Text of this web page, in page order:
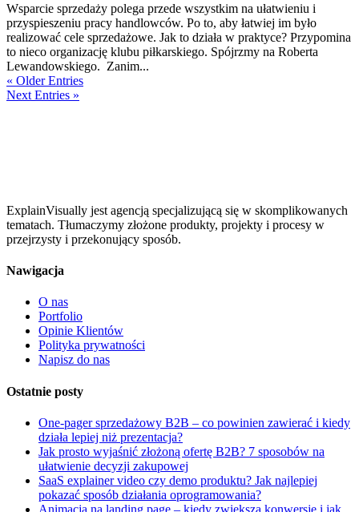
Wsparcie sprzedaży polega przede wszystkim na ułatwieniu i
przyspieszeniu pracy handlowców. Po to, aby łatwiej im było
realizować cele sprzedażowe. Jak to działa w praktyce? Przypomina
to nieco organizację klubu piłkarskiego. Spójrzmy na Roberta
Lewandowskiego. Zanim...
« Older Entries
Next Entries »
ExplainVisually jest agencją specjalizującą się w skomplikowanych
tematach. Tłumaczymy złożone produkty, projekty i procesy w
przejrzysty i przekonujący sposób.
Nawigacja
O nas
Portfolio
Opinie Klientów
Polityka prywatności
Napisz do nas
Ostatnie posty
One-pager sprzedażowy B2B – co powinien zawierać i kiedy
działa lepiej niż prezentacja?
Jak prosto wyjaśnić złożoną ofertę B2B? 7 sposobów na
ułatwienie decyzji zakupowej
SaaS explainer video czy demo produktu? Jak najlepiej
pokazać sposób działania oprogramowania?
Animacja na landing page – kiedy zwiększa konwersję i jak